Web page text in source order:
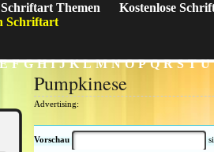
Schriftart Themen
Kostenlose
Schriftart
E F G H I J K L M N O P Q R S T U
Pumpkinese
Advertising:
Vorschau